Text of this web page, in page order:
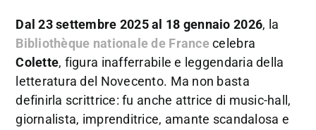
Dal 23 settembre 2025 al 18 gennaio 2026, la
Bibliothèque nationale de Francecelebra
Colette, figura inafferrabile e leggendaria della
letteratura del Novecento. Ma non basta
definirla scrittrice: fu anche attrice di music-hall,
giornalista, imprenditrice, amante scandalosa e